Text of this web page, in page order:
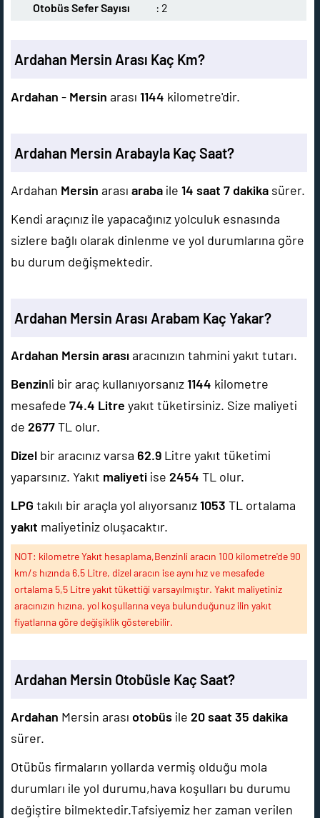
Otobüs Sefer Sayısı
: 2
Ardahan Mersin Arası Kaç Km?
Ardahan - Mersin arası 1144 kilometre'dir.
Ardahan Mersin Arabayla Kaç Saat?
Ardahan Mersin arası araba ile 14 saat 7 dakika sürer.
Kendi araçınız ile yapacağınız yolculuk esnasında
sizlere bağlı olarak dinlenme ve yol durumlarına göre
bu durum değişmektedir.
Ardahan Mersin Arası Arabam Kaç Yakar?
Ardahan Mersin arasıaracınızın tahmini yakıt tutarı.
Benzinli bir araç kullanıyorsanız1144 kilometre
mesafede 74.4 Litre yakıt tüketirsiniz. Size maliyeti
de 2677TL olur.
Dizel bir aracınız varsa 62.9 Litre yakıt tüketimi
yaparsınız. Yakıt maliyeti ise 2454 TL olur.
LPG takılı bir araçla yol alıyorsanız1053 TL ortalama
yakıt maliyetiniz oluşacaktır.
NOT: kilometre Yakıt hesaplama,Benzinli aracın 100 kilometre'de 90
km/s hızında 6,5 Litre, dizel aracın ise aynı hız ve mesafede
ortalama 5,5 Litre yakıt tükettiği varsayılmıştır. Yakıt maliyetiniz
aracınızın hızına, yol koşullarına veya bulunduğunuz ilin yakıt
fiyatlarına göre değişiklik gösterebilir.
Ardahan Mersin Otobüsle Kaç Saat?
Ardahan Mersin arası otobüs ile 20 saat 35 dakika
sürer.
Otübüs firmaların yollarda vermiş olduğu mola
durumları ile yol durumu,hava koşulları bu durumu
değiştire bilmektedir.Tafsiyemiz her zaman verilen